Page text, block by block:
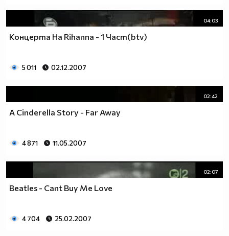
04:03
Концерта На Rihanna - 1 Част(btv)
5 011 02.12.2007
02:42
A Cinderella Story - Far Away
4 871 11.05.2007
02:07
Beatles - Cant Buy Me Love
4 704 25.02.2007